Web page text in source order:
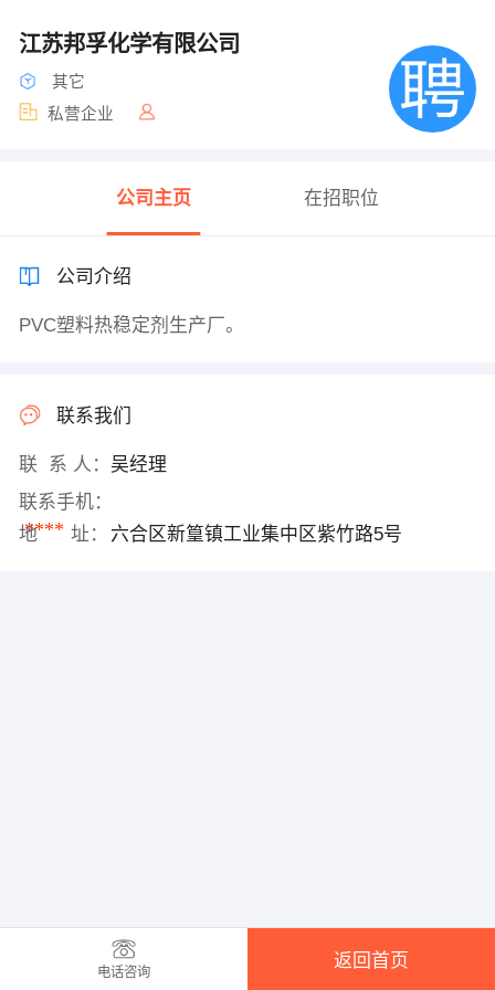
江苏邦孚化学有限公司
其它
私营企业
公司主页 在招职位
公司介绍
PVC塑料热稳定剂生产厂。
联系我们
联 系 人： 吴经理
联系手机：
****
地 址： 六合区新篁镇工业集中区紫竹路5号
电话咨询
返回首页